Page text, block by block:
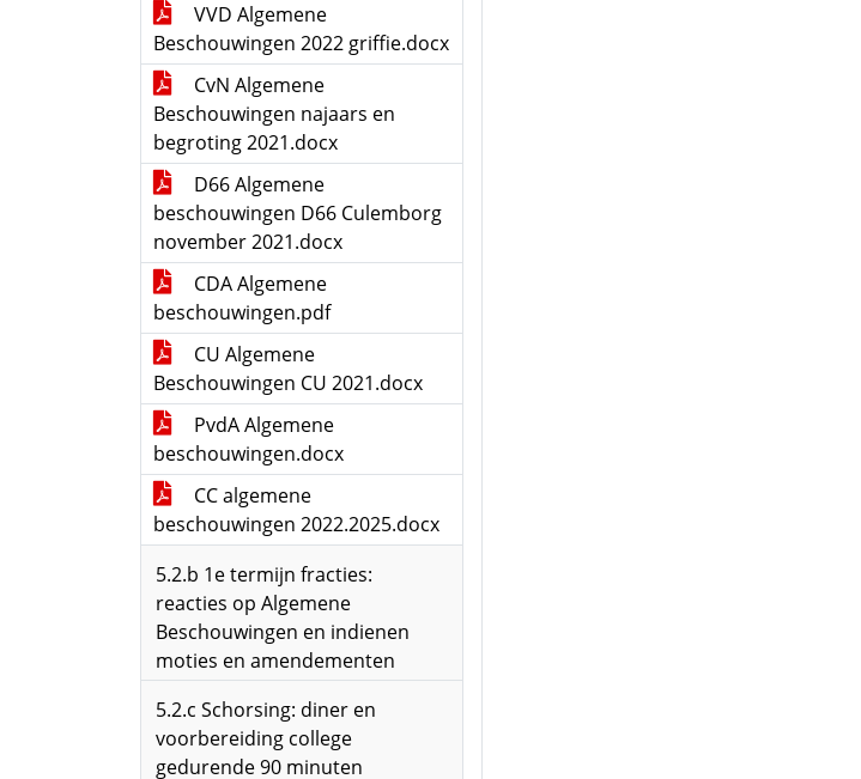
VVD Algemene
Beschouwingen 2022 griffie.docx
CvN Algemene
Beschouwingen najaars en
begroting 2021.docx
D66 Algemene
beschouwingen D66 Culemborg
november 2021.docx
CDA Algemene
beschouwingen.pdf
CU Algemene
Beschouwingen CU 2021.docx
PvdA Algemene
beschouwingen.docx
CC algemene
beschouwingen 2022.2025.docx
5.2.b 1e termijn fracties:
reacties op Algemene
Beschouwingen en indienen
moties en amendementen
5.2.c Schorsing: diner en
voorbereiding college
gedurende 90 minuten